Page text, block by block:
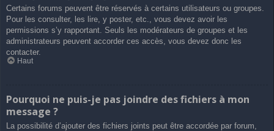
Certains forums peuvent être réservés à certains utilisateurs ou groupes.
Pour les consulter, les lire, y poster, etc., vous devez avoir les
permissions s’y rapportant. Seuls les modérateurs de groupes et les
administrateurs peuvent accorder ces accès, vous devez donc les
contacter.
Haut
Pourquoi ne puis-je pas joindre des fichiers à mon
message ?
La possibilité d’ajouter des fichiers joints peut être accordée par forum,